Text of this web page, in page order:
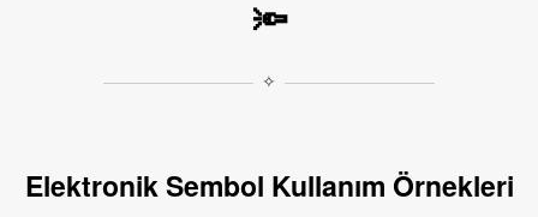
🔦
✧
Elektronik Sembol Kullanım Örnekleri